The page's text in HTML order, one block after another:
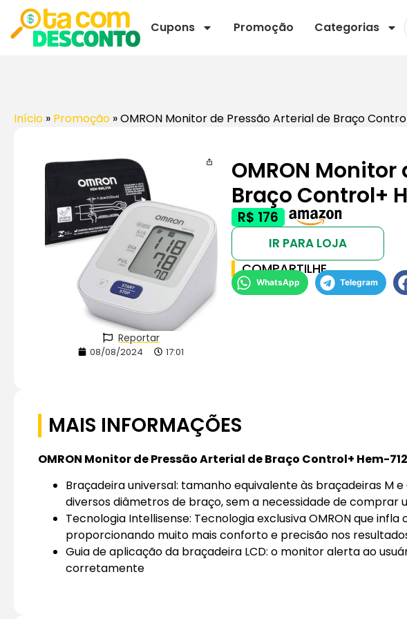
Cupons Promoção Categorias
Início » Promoção »OMRON Monitor de Pressão Arterial de Braço
Reportar
08/08/2024 17:01
OMRON
Braço Control+
R$ 176
IR PARA LOJA
COMPARTILHE
WhatsApp Telegram
MAIS INFORMAÇÕES
OMRON Monitor de Pressão Arterial de Braço Control+ Hem-
Braçadeira universal: tamanho equivalente às braçadeiras M
diversos diâmetros de braço, sem a necessidade de comprar
Tecnologia Intellisense: Tecnologia exclusiva OMRON que
proporcionando muito mais conforto e precisão nos
Guia de aplicação da braçadeira LCD: o monitor alerta ao
corretamente